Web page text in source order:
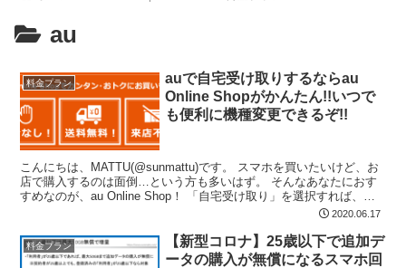
au
料金プラン
auで自宅受け取りするならau
Online Shopがかんたん!!いつで
も便利に機種変更できるぞ!!
こんにちは、MATTU(@sunmattu)です。 スマホを買いたいけど、お
店で購入するのは面倒…という方も多いはず。 そんなあなたにおす
すめなのが、au Online Shop！ 「自宅受け取り」を選択すれば、家
2020.06.17
料金プラン
【新型コロナ】25歳以下で追加デ
ータの購入が無償になるスマホ回